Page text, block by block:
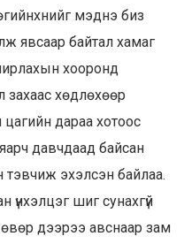
мэднэ биз
явсаар байтал хамаг
хооронд
захаас хөдлөхөөр
дараа хотоос
давчдаад байсан
тэвчиж эхэлсэн байлаа.
шиг сунахгүй
өвөр дээрээ авснаар зам